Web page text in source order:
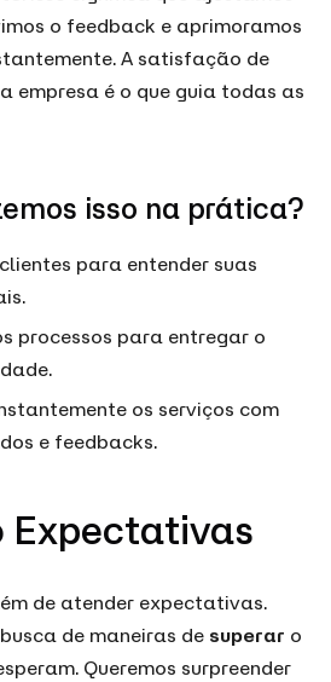
o feedback e aprimoramos
A satisfação de
empresa é o que guia todas as
isso na prática?
para entender suas
processos para entregar o
os serviços com
e feedbacks.
Expectativas
de atender expectativas.
de maneiras de superar o
Queremos surpreender